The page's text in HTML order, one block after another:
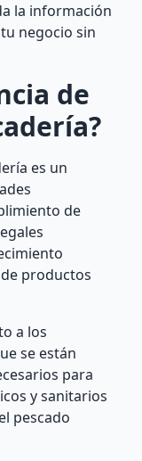
la información
negocio sin
de
es un
de
productos
a los
se están
para
y sanitarios
pescado